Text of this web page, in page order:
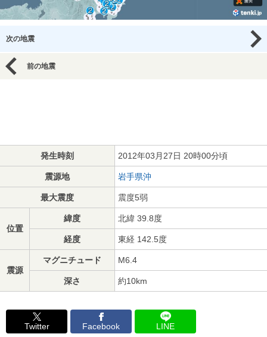
次の地震
前の地震
発生時刻 2012年03月27日 20時00分頃
震源地 岩手県沖
最大震度 震度5弱
位置
緯度 北緯 39.8度
経度 東経 142.5度
震源
マグニチュード M6.4
深さ 約10km
Twitter Facebook LINE